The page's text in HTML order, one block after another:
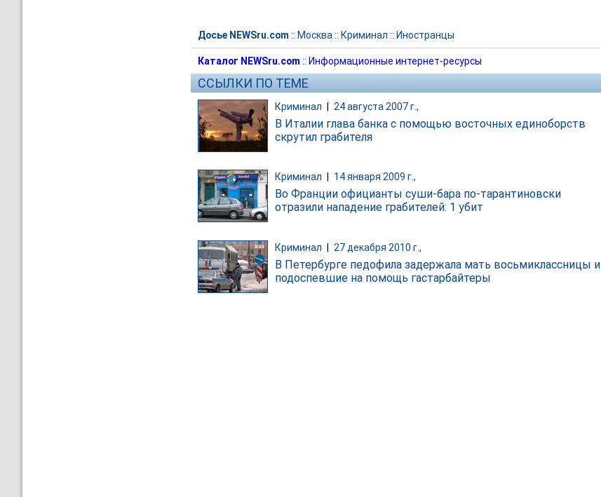
Досье NEWSru.com :: Москва :: Криминал :: Иностранцы
Каталог NEWSru.com :: Информационные интернет-ресурсы
ССЫЛКИ ПО ТЕМЕ
Криминал 24 августа 2007 г.,
В Италии глава банка с помощью восточных единоборств
скрутил грабителя
Криминал 14 января 2009 г.,
Во Франции официанты суши-бара по-тарантиновски
отразили нападение грабителей: 1 убит
Криминал | 27 декабря 2010 г.,
В Петербурге педофила задержала мать восьмиклассницы и
подоспевшие на помощь гастарбайтеры